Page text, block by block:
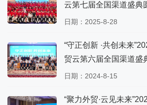
云第七届全国渠道盛典
功！
日期：2025-8-28
“守正创新 ·共创未来
贸云第六届全国渠道盛
成功！
日期：2024-8-15
“聚力外贸·云见未来